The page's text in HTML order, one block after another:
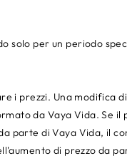
solo per un periodo
i prezzi. Una modifica
da Vaya Vida. Se il
parte di Vaya Vida, il
di prezzo da